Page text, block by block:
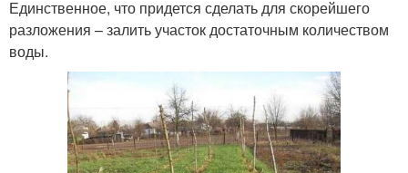
Единственное, что придется сделать для скорейшего
разложения – залить участок достаточным количеством
воды.